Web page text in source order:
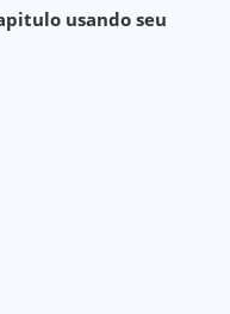
usando seu